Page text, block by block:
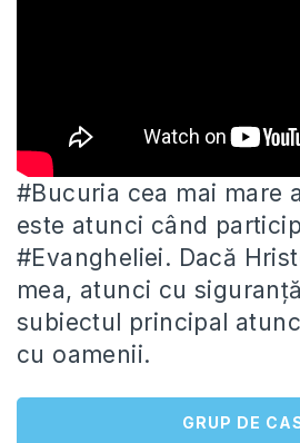
#Bucuria cea mai mare
este atunci când
#Evangheliei. Dacă
mea, atunci cu
subiectul principal
cu oamenii.
GRUP DE